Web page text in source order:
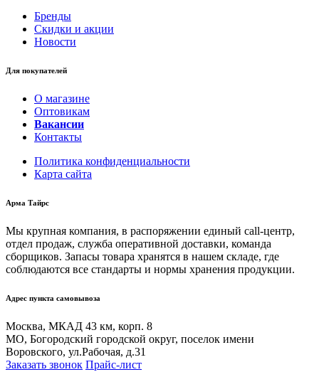
Бренды
Скидки и акции
Новости
Для покупателей
О магазине
Оптовикам
Вакансии
Контакты
Политика конфиденциальности
Карта сайта
Арма Тайрс
Мы крупная компания, в распоряжении единый call-центр,
отдел продаж, служба оперативной доставки, команда
сборщиков. Запасы товара хранятся в нашем складе, где
соблюдаются все стандарты и нормы хранения продукции.
Адрес пункта самовывоза
Москва, МКАД 43 км, корп. 8
МО, Богородский городской округ, поселок имени
Воровского, ул.Рабочая, д.31
Заказать звонок Прайс-лист